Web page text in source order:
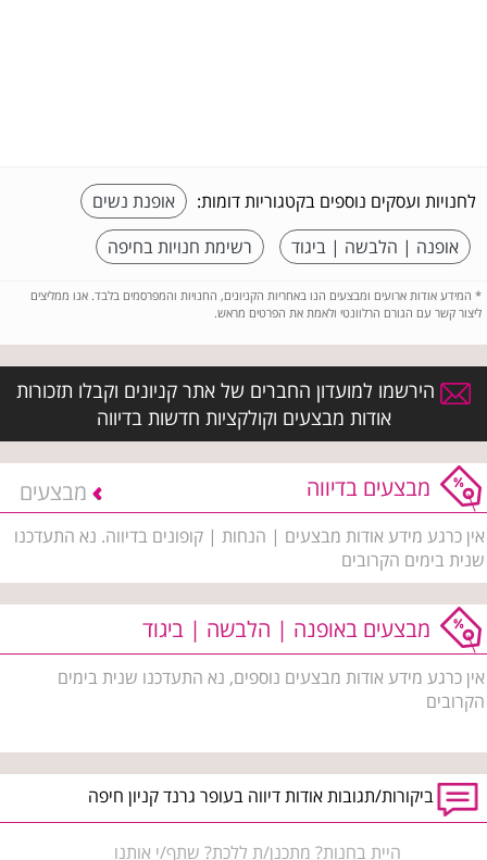
לחנויות ועסקים נוספים בקטגוריות דומות:
אופנת נשים
אופנה | הלבשה | ביגוד
רשימת חנויות בחיפה
* המידע אודות ארועים ומבצעים הנו באחריות הקניונים, החנויות והמפרסמים בלבד. אנו ממליצים
ליצור קשר עם הגורם הרלוונטי ולאמת את הפרטים מראש.
הירשמו למועדון החברים של אתר קניונים וקבלו תזכורות
אודות מבצעים וקולקציות חדשות בדיווה
מבצעים בדיווה מבצעים
אין כרגע מידע אודות מבצעים | הנחות | קופונים בדיווה. נא התעדכנו
שנית בימים הקרובים
מבצעים באופנה | הלבשה | ביגוד
אין כרגע מידע אודות מבצעים נוספים, נא התעדכנו שנית בימים
הקרובים
ביקורות/תגובות אודות דיווה בעופר גרנד קניון חיפה
היית בחנות? מתכנן/ת ללכת? שתף/י אותנו